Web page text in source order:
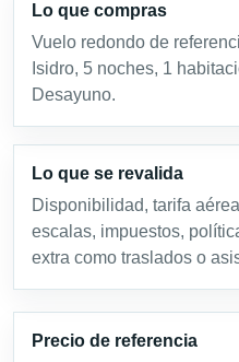
Lo que compras
Vuelo redondo de
Isidro, 5 noches, 1
Desayuno.
Lo que se revalida
Disponibilidad, tarifa
escalas, impuestos,
extra como traslados o
Precio de referencia